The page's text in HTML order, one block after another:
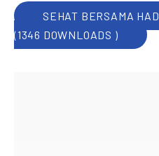
SEHAT BERSAMA
(1346 DOWNLOADS )